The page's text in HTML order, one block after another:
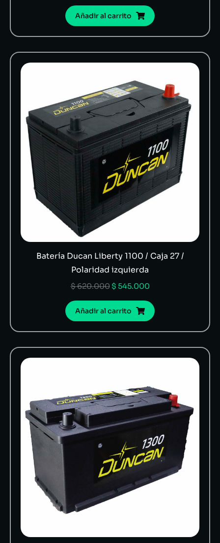
Añadir al carrito
Batería Ducan Liberty 1100 / Caja 27 /
Polaridad izquierda
$620.000 $ 545.000
Añadir al carrito